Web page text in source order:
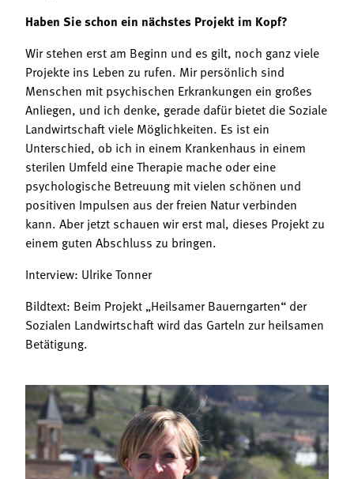
Haben Sie schon ein nächstes Projekt im Kopf?
Wir stehen erst am Beginn und es gilt, noch ganz viele
Projekte ins Leben zu rufen. Mir persönlich sind
Menschen mit psychischen Erkrankungen ein großes
Anliegen, und ich denke, gerade dafür bietet die Soziale
Landwirtschaft viele Möglichkeiten. Es ist ein
Unterschied, ob ich in einem Krankenhaus in einem
sterilen Umfeld eine Therapie mache oder eine
psychologische Betreuung mit vielen schönen und
positiven Impulsen aus der freien Natur verbinden
kann. Aber jetzt schauen wir erst mal, dieses Projekt zu
einem guten Abschluss zu bringen.
Interview: Ulrike Tonner
Bildtext: Beim Projekt „Heilsamer Bauerngarten“ der
Sozialen Landwirtschaft wird das Garteln zur heilsamen
Betätigung.